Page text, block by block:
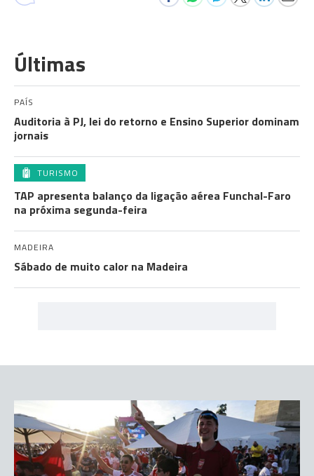
Últimas
PAÍS
Auditoria à PJ, lei do retorno e Ensino Superior dominam
jornais
TURISMO
TAP apresenta balanço da ligação aérea Funchal-Faro
na próxima segunda-feira
MADEIRA
Sábado de muito calor na Madeira